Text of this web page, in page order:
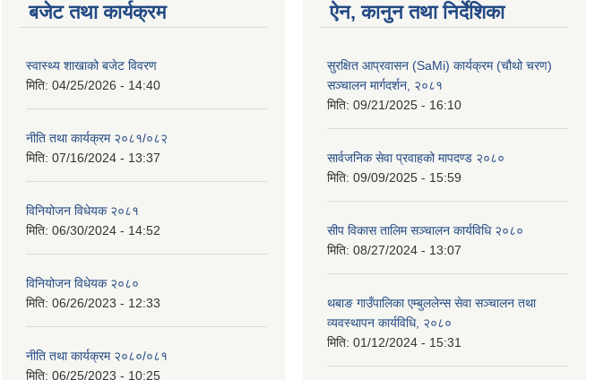
बजेट तथा कार्यक्रम
स्वास्थ्य शाखाको बजेट विवरण
मिति: 04/25/2026 - 14:40
नीति तथा कार्यक्रम २०८१/०८२
मिति: 07/16/2024 - 13:37
विनियोजन विधेयक २०८१
मिति: 06/30/2024 - 14:52
विनियोजन विधेयक २०८०
मिति: 06/26/2023 - 12:33
नीति तथा कार्यक्रम २०८०/०८१
मिति: 06/25/2023 - 10:25
ऐन, कानुन तथा निर्देशिका
सुरक्षित आप्रवासन (SaMi) कार्यक्रम (चौथो चरण)
सञ्चालन मार्गदर्शन, २०८१
मिति: 09/21/2025 - 16:10
सार्वजनिक सेवा प्रवाहको मापदण्ड २०८०
मिति: 09/09/2025 - 15:59
सीप विकास तालिम सञ्चालन कार्यविधि २०८०
मिति: 08/27/2024 - 13:07
थबाङ गाउँपालिका एम्बुललेन्स सेवा सञ्चालन तथा
व्यवस्थापन कार्यविधि, २०८०
मिति: 01/12/2024 - 15:31